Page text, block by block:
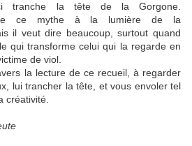
tranche la tête de la Gorgone.
ce mythe à la lumière de la
il veut dire beaucoup, surtout quand
qui transforme celui qui la regarde en
de viol.
la lecture de ce recueil, à regarder
lui trancher la tête, et vous envoler tel
créativité.